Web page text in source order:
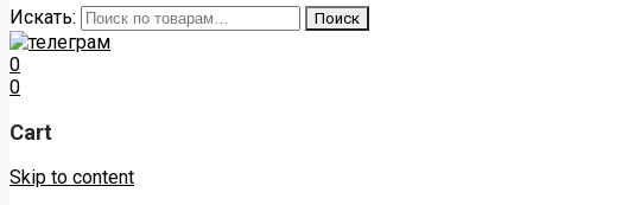
Искать: Поиск
0
0
Cart
Skip to content